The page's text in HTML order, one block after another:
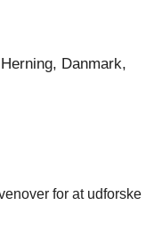
Danmark,
for at udforske